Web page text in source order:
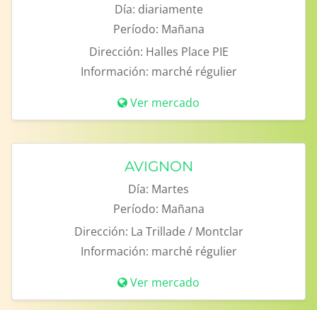
Día: diariamente
Período: Mañana
Dirección: Halles Place PIE
Información: marché régulier
Ver mercado
AVIGNON
Día: Martes
Período: Mañana
Dirección: La Trillade / Montclar
Información: marché régulier
Ver mercado